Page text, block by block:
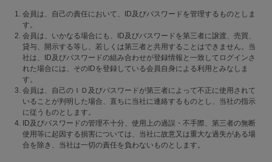
会員は、自己の責任において、ID及びパスワードを管理するものとしま
す。
会員は、いかなる場合にも、ID及びパスワードを第三者に譲渡、売買、
貸与、開示する等し、若しくは第三者と共用することはできません。当
社は、ID及びパスワードの組み合わせが登録情報と一致してログインさ
れた場合には、そのIDを登録している会員自身による利用とみなしま
す。
会員は、自己のＩＤ及びパスワードが第三者によって不正に使用されて
いることが判明した場合、直ちに当社に連絡するものとし、当社の指示
に従うものとします。
ID及びパスワードの管理不十分、使用上の過誤・不手際、第三者の無断
使用等に起因する損害については、当社に故意又は重大な過失がある場
合を除き、当社は一切の責任を負わないものとします。